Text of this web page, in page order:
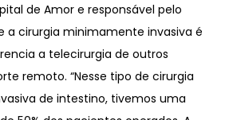
de Amor e responsável pelo
a cirurgia minimamente invasiva é
a telecirurgia de outros
remoto. “Nesse tipo de cirurgia
de intestino, tivemos uma